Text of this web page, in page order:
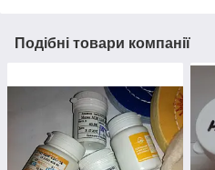
Подібні товари компанії